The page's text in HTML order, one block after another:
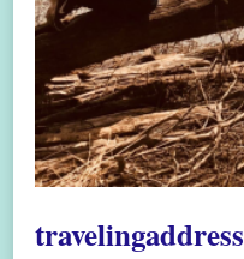
travelingaddress